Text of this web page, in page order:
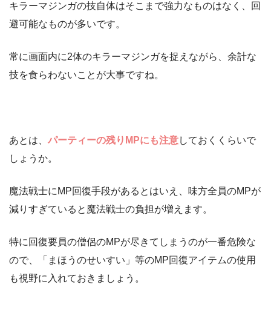
キラーマジンガの技自体はそこまで強力なものはなく、回
避可能なものが多いです。
常に画面内に2体のキラーマジンガを捉えながら、余計な
技を食らわないことが大事ですね。
あとは、 パーティーの残りMPにも注意しておくくらいで
しょうか。
魔法戦士にMP回復手段があるとはいえ、味方全員のMPが
減りすぎていると魔法戦士の負担が増えます。
特に回復要員の僧侶のMPが尽きてしまうのが一番危険な
ので、「まほうのせいすい」等のMP回復アイテムの使用
も視野に入れておきましょう。